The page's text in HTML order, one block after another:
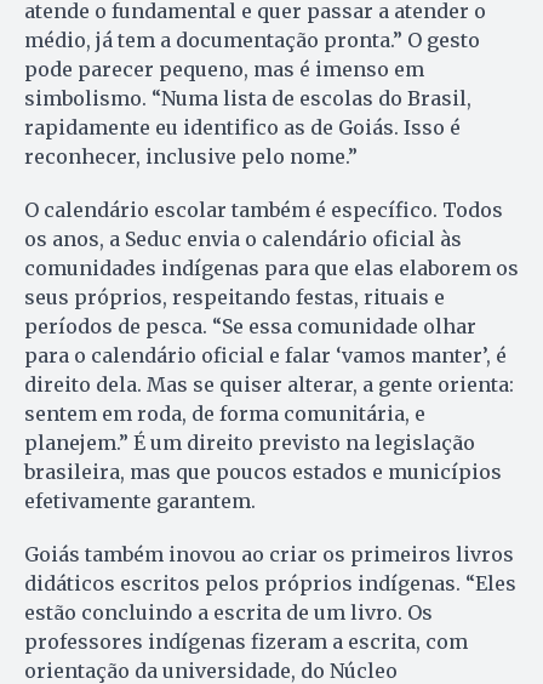
atende o fundamental e quer passar a atender o
médio, já tem a documentação pronta.” O gesto
pode parecer pequeno, mas é imenso em
simbolismo. “Numa lista de escolas do Brasil,
rapidamente eu identifico as de Goiás. Isso é
reconhecer, inclusive pelo nome.”
O calendário escolar também é específico. Todos
os anos, a Seduc envia o calendário oficial às
comunidades indígenas para que elas elaborem os
seus próprios, respeitando festas, rituais e
períodos de pesca. “Se essa comunidade olhar
para o calendário oficial e falar ‘vamos manter’, é
direito dela. Mas se quiser alterar, a gente orienta:
sentem em roda, de forma comunitária, e
planejem.” É um direito previsto na legislação
brasileira, mas que poucos estados e municípios
efetivamente garantem.
Goiás também inovou ao criar os primeiros livros
didáticos escritos pelos próprios indígenas. “Eles
estão concluindo a escrita de um livro. Os
professores indígenas fizeram a escrita, com
orientação da universidade, do Núcleo